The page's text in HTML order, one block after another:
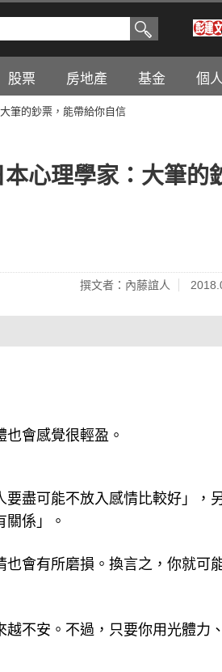
股票 房地產 基金 個
筆的鈔票，能帶給你自信
心理學家：大筆的
撰文者：內藤誼人
會感覺很輕盈。
盡可能不放入感情比較好」，
係」。
會有所磨損。換言之，你就可
不安。不過，只要你用光體力